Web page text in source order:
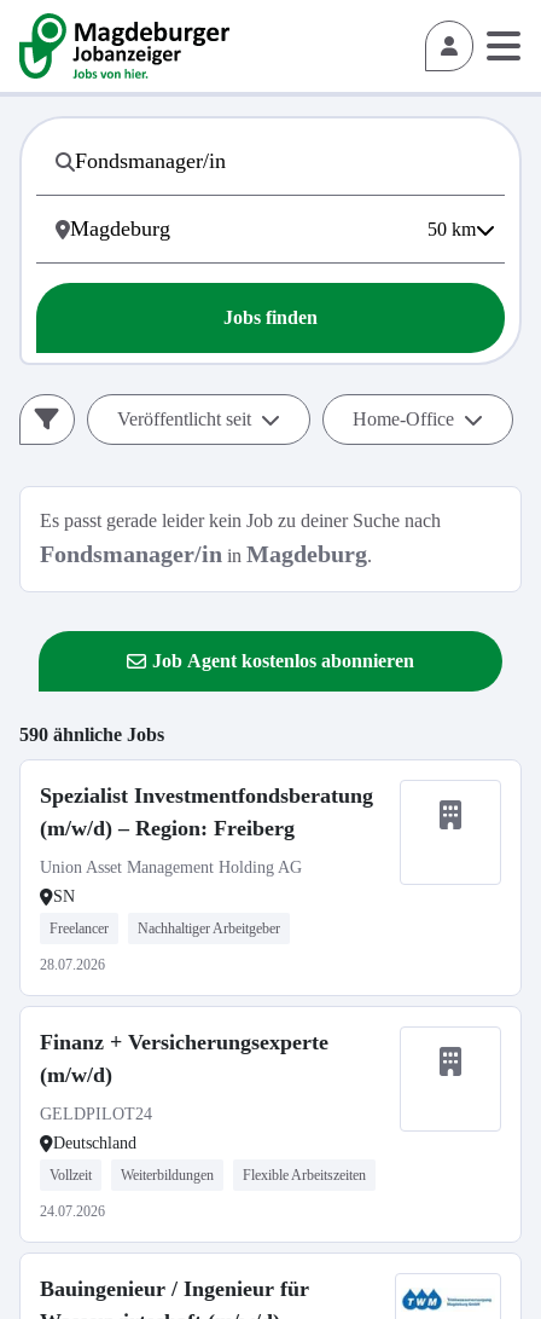
50 km
Jobs finden
Veröffentlicht seit Home-Office
Es passt gerade leider kein Job zu deiner Suche nach
Fondsmanager/in in Magdeburg.
Job Agent kostenlos abonnieren
590 ähnliche Jobs
Spezialist Investmentfondsberatung
(m/w/d) – Region: Freiberg
Union Asset Management Holding AG
SN
Freelancer Nachhaltiger Arbeitgeber
28.07.2026
Finanz + Versicherungsexperte
(m/w/d)
GELDPILOT24
Deutschland
Vollzeit Weiterbildungen Flexible Arbeitszeiten
24.07.2026
Bauingenieur / Ingenieur für